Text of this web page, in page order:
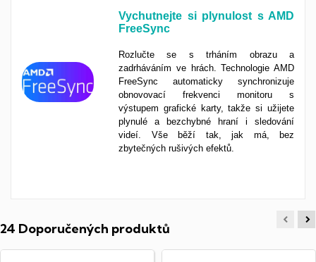
Vychutnejte si plynulost s AMD
FreeSync
Rozlučte se s trháním obrazu a
zadrháváním ve hrách. Technologie AMD
FreeSync automaticky synchronizuje
obnovovací frekvenci monitoru s
výstupem grafické karty, takže si užijete
plynulé a bezchybné hraní i sledování
videí. Vše běží tak, jak má, bez
zbytečných rušivých efektů.
24 Doporučených produktů